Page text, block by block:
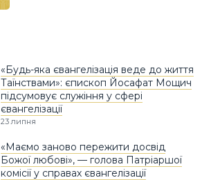
«Будь-яка євангелізація веде до життя
Таїнствами»: єпископ Йосафат Мощич
підсумовує служіння у сфері
євангелізації
23 липня
«Маємо заново пережити досвід
Божої любові», — голова Патріаршої
комісії у справах євангелізації